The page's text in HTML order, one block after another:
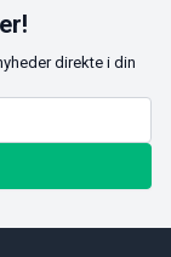
direkte i din